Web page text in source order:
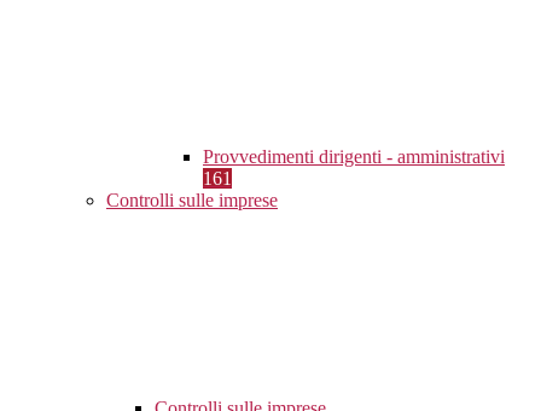
Provvedimenti dirigenti - amministrativi
161
Controlli sulle imprese